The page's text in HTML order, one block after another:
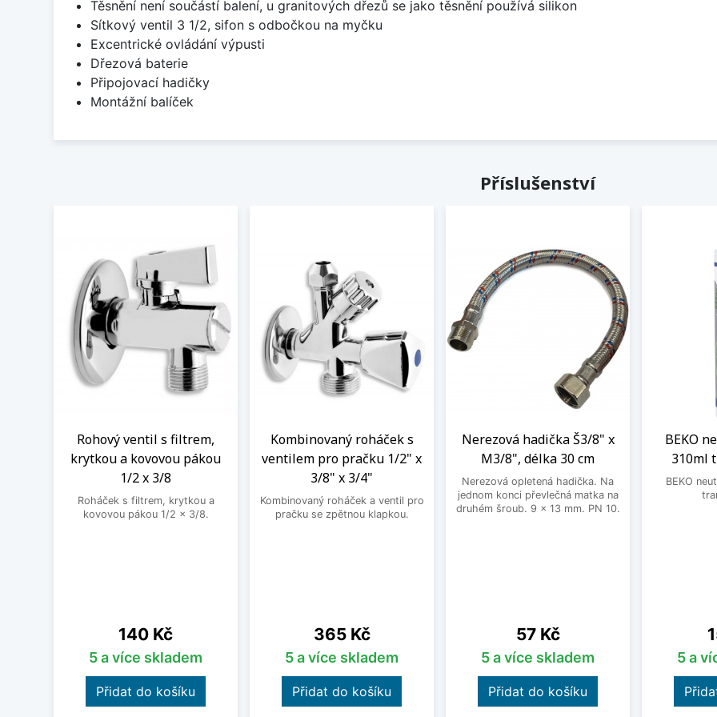
Těsnění není součástí balení, u granitových dřezů se jako těsnění používá silikon
Sítkový ventil 3 1/2, sifon s odbočkou na myčku
Excentrické ovládání výpusti
Dřezová baterie
Připojovací hadičky
Montážní balíček
Příslušenství
Rohový ventil s filtrem,
krytkou a kovovou pákou
1/2 x 3/8
Roháček s filtrem, krytkou a
kovovou pákou 1/2 x 3/8.
Cena
140 Kč
5 a více skladem
Přidat do košíku
Kombinovaný roháček s
ventilem pro pračku 1/2" x
3/8" x 3/4"
Kombinovaný roháček a ventil pro
pračku se zpětnou klapkou.
Cena
365 Kč
5 a více skladem
Přidat do košíku
Nerezová hadička Š3/8" x
M3/8", délka 30 cm
Nerezová opletená hadička. Na
jednom konci převlečná matka na
druhém šroub. 9 x 13 mm. PN 10.
Cena
57 Kč
5 a více skladem
Přidat do košíku
BEKO
310ml
BEKO
5 a